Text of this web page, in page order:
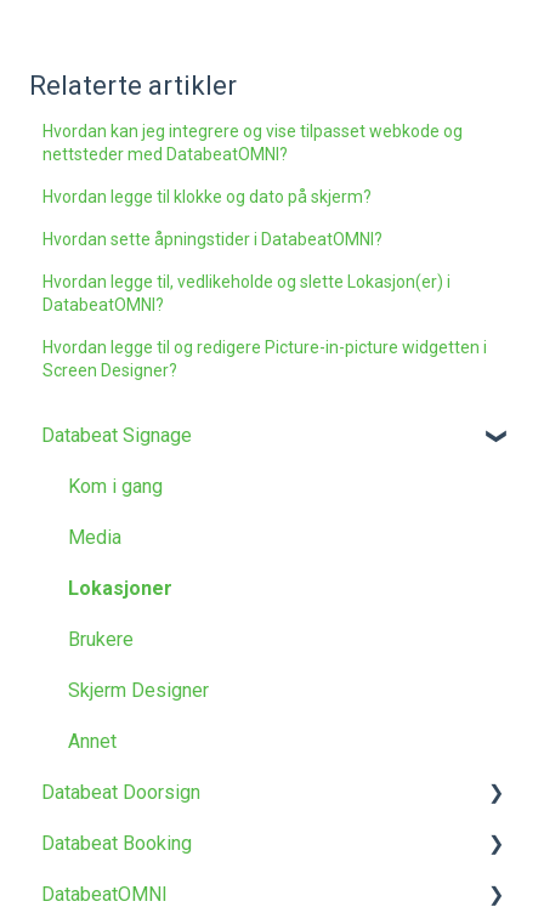
Relaterte artikler
Hvordan kan jeg integrere og vise tilpasset webkode og
nettsteder med DatabeatOMNI?
Hvordan legge til klokke og dato på skjerm?
Hvordan sette åpningstider i DatabeatOMNI?
Hvordan legge til, vedlikeholde og slette Lokasjon(er) i
DatabeatOMNI?
Hvordan legge til og redigere Picture-in-picture widgetten i
Screen Designer?
Databeat Signage
Kom i gang
Media
Lokasjoner
Brukere
Skjerm Designer
Annet
Databeat Doorsign
Kom i gang
Oppsett og konfigurasjon
Databeat Booking
Kom i gang
DatabeatOMNI